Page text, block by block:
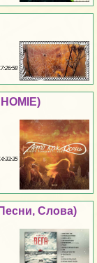
Слова)